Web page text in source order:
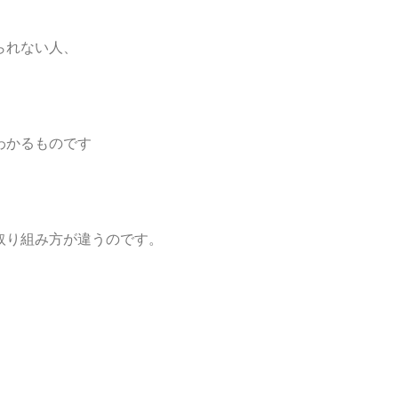
ない人、
かるものです
組み方が違うのです。